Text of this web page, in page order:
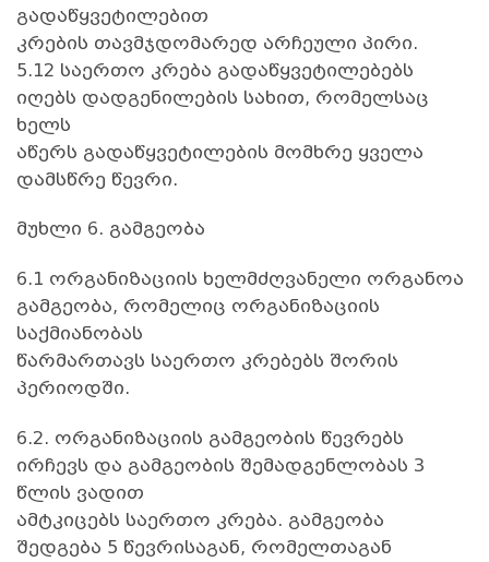
გადაწყვეტილებით
კრების თავმჯდომარედ არჩეული პირი.
5.12 საერთო კრება გადაწყვეტილებებს
იღებს დადგენილების სახით, რომელსაც
ხელს
აწერს გადაწყვეტილების მომხრე ყველა
დამსწრე წევრი.
მუხლი 6. გამგეობა
6.1 ორგანიზაციის ხელმძღვანელი ორგანოა
გამგეობა, რომელიც ორგანიზაციის
საქმიანობას
წარმართავს საერთო კრებებს შორის
პერიოდში.
6.2. ორგანიზაციის გამგეობის წევრებს
ირჩევს და გამგეობის შემადგენლობას 3
წლის ვადით
ამტკიცებს საერთო კრება. გამგეობა
შედგება 5 წევრისაგან, რომელთაგან